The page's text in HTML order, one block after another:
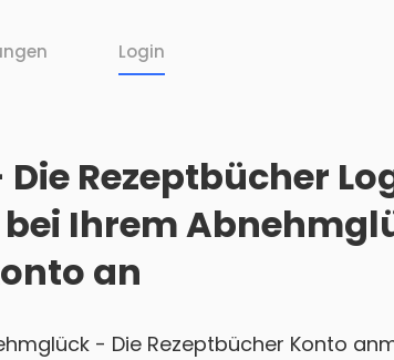
Login
Rezeptbücher
Ihrem
an
- Die Rezeptbücher Konto